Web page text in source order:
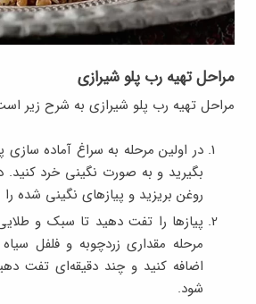
مراحل تهیه رب پلو شیرازی
مراحل تهیه رب پلو شیرازی به شرح زیر
در اولین مرحله به سراغ آماده سازی
بگیرید و به صورت نگینی خرد کنید.
روغن بریزید و پیازهای نگینی شده را
پیازها را تفت دهید تا سبک و
مرحله مقداری زردچوبه و فلفل
اضافه کنید و چند دقیقه‌ای تفت
شود.